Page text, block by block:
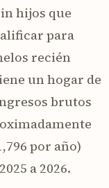
hijos que
para
recién
un hogar de
brutos
por año)
a 2026.